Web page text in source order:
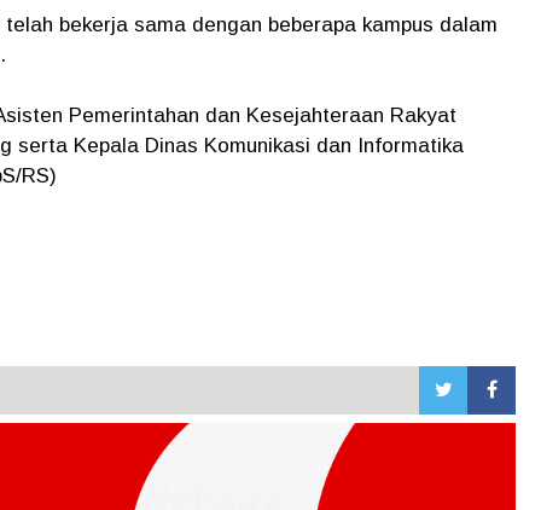
bekerja sama dengan beberapa kampus dalam
Pemerintahan dan Kesejahteraan Rakyat
serta Kepala Dinas Komunikasi dan Informatika
RS)